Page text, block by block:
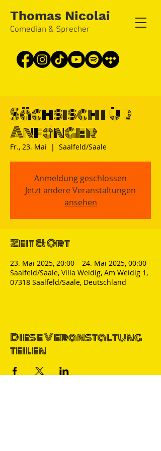
Thomas Nicolai
Comedian & Sprecher
Sächsisch für
Anfänger
Fr., 23. Mai
  |
Saalfeld/Saale
Anmeldung geschlossen
Jetzt andere Veranstaltungen
ansehen
Zeit & Ort
23. Mai 2025, 20:00 – 24. Mai 2025, 00:00
Saalfeld/Saale, Villa Weidig, Am Weidig 1,
07318 Saalfeld/Saale, Deutschland
Diese Veranstaltung
teilen